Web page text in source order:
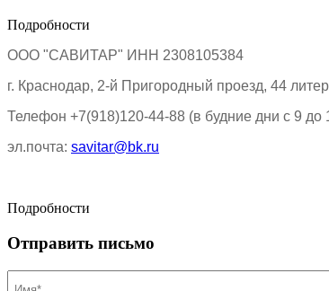
Подробности
ООО "САВИТАР" ИНН 2308105384
г. Краснодар, 2-й Пригородный проезд, 44
Телефон +7(918)120-44-88 (в будние дни с 9 до
эл.почта: savitar@bk.ru
Подробности
Отправить письмо